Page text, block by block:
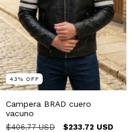
43% OFF
Campera BRAD cuero
vacuno
$406.77 USD $233.72 USD